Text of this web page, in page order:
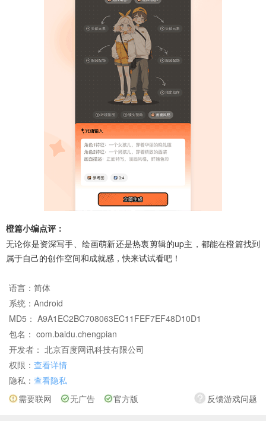
橙篇小编点评：
无论你是资深写手、绘画萌新还是热衷剪辑的up主，都能在橙篇找到
属于自己的创作空间和成就感，快来试试看吧！
语言： 简体
系统： Android
MD5： A9A1EC2BC708063EC11FEF7EF48D10D1
包名： com.baidu.chengpian
开发者： 北京百度网讯科技有限公司
权限： 查看详情
隐私： 查看隐私
反馈游戏问题
需要联网 无广告 官方版